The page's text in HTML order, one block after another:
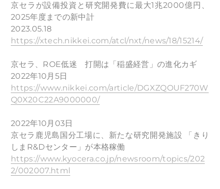
京セラが設備投資と研究開発費に最大1兆2000億円、
2025年度までの新中計
2023.05.18
https://xtech.nikkei.com/atcl/nxt/news/18/15214/
京セラ、ROE低迷 打開は「稲盛経営」の進化カギ
2022年10月5日
https://www.nikkei.com/article/DGXZQOUF270W
Q0X20C22A9000000/
2022年10月03日
京セラ鹿児島国分工場に、新たな研究開発施設 「きり
しまR&Dセンター」が本格稼働
https://www.kyocera.co.jp/newsroom/topics/202
2/002007.html